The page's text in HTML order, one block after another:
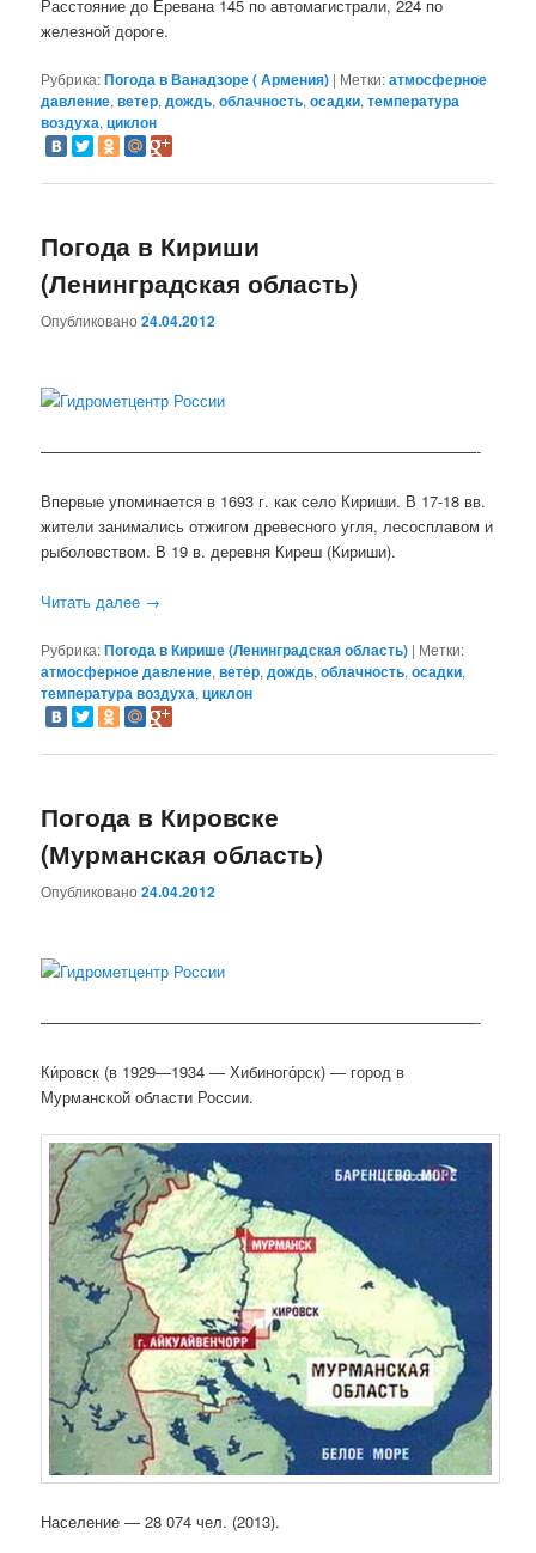
Расстояние до Еревана 145 по автомагистрали, 224 по
железной дороге.
Рубрика:Погода в Ванадзоре ( Армения) | Метки:атмосферное
давление,ветер,дождь,облачность,осадки,температура
воздуха,циклон
Погода в Кириши
(Ленинградская область)
Опубликовано24.04.2012
————————————————————————————-
Впервые упоминается в 1693 г. как село Кириши. В 17-18 вв.
жители занимались отжигом древесного угля, лесосплавом и
рыболовством. В 19 в. деревня Киреш (Кириши).
Читать далее →
Рубрика:Погода в Кирише (Ленинградская область) | Метки:
атмосферное давление,ветер,дождь,облачность,осадки,
температура воздуха,циклон
Погода в Кировске
(Мурманская область)
Опубликовано24.04.2012
————————————————————————————-
Ки́ровск (в 1929—1934 — Хибиного́рск) — город в
Мурманской области России.
Население — 28 074 чел. (2013).